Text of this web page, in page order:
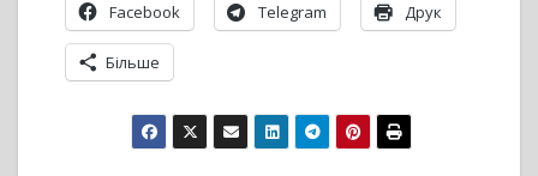
Facebook Telegram Друк
Більше